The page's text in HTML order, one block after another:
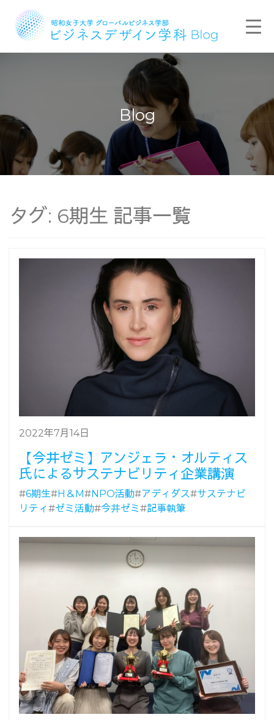
Blog
タグ: 6期生 記事一覧
2022年7月14日
【今井ゼミ】アンジェラ・オルティス
氏によるサステナビリティ企業講演
#6期生#H＆M#NPO活動#アディダス#サステナビ
リティ #ゼミ活動#今井ゼミ#記事執筆